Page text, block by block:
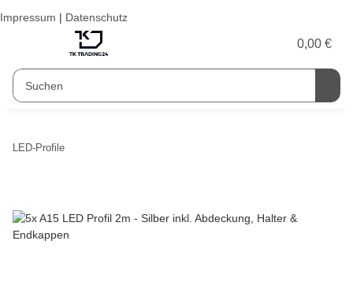
Impressum | Datenschutz
0,00 €
LED-Profile